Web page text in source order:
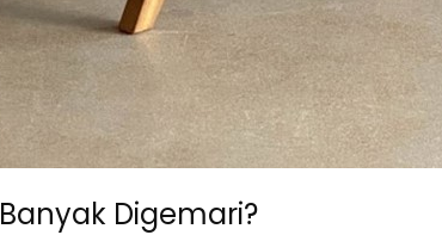
Banyak Digemari?